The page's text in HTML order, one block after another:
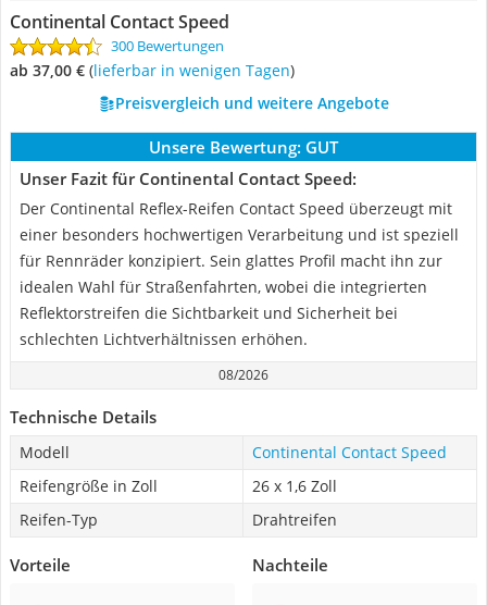
Continental Contact Speed
300 Bewertungen
ab 37,00 € ( Lieferbar in wenigen Tagen)
Preisvergleich und weitere Angebote
Unsere Bewertung: GUT
Unser Fazit für Continental Contact Speed:
Der Continental Reflex-Reifen Contact Speed überzeugt mit
einer besonders hochwertigen Verarbeitung und ist speziell
für Rennräder konzipiert. Sein glattes Profil macht ihn zur
idealen Wahl für Straßenfahrten, wobei die integrierten
Reflektorstreifen die Sichtbarkeit und Sicherheit bei
schlechten Lichtverhältnissen erhöhen.
08/2026
Technische Details
Modell
Continental Contact Speed
Reifengröße in Zoll
26 x 1,6 Zoll
Reifen-Typ
Drahtreifen
Vorteile Nachteile